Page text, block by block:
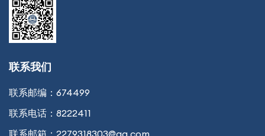
联系我们
联系邮编： 674499
联系电话： 8222411
联系邮箱： 2279318303@qq.com